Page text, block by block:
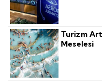
Turizm
Meselesi